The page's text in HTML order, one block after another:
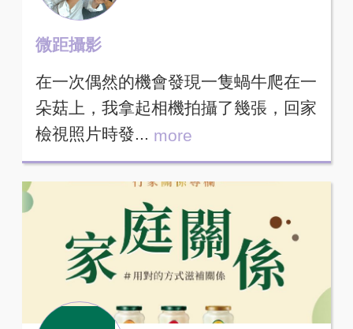
微距攝影
在一次偶然的機會發現一隻蝸牛爬在一
朵菇上，我拿起相機拍攝了幾張，回家
檢視照片時發... more